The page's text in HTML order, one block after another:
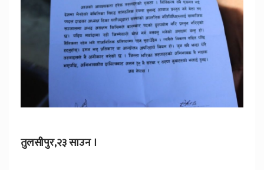
तुलसीपुर,२३ साउन ।